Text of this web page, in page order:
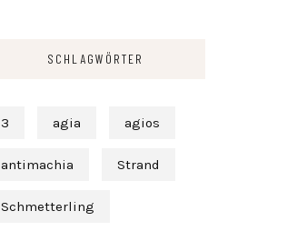
SCHLAGWÖRTER
3 agia agios
antimachia Strand
Schmetterling